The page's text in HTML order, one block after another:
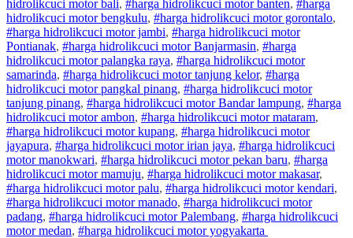
hidrolikcuci motorbali, #harga hidrolikcuci motorbanten, #harga
hidrolikcuci motorbengkulu, #harga hidrolikcuci motorgorontalo,
#harga hidrolikcuci motorjambi, #harga hidrolikcuci motor
Pontianak, #harga hidrolikcuci motorBanjarmasin, #harga
hidrolikcuci motorpalangka raya, #harga hidrolikcuci motor
samarinda, #harga hidrolikcuci motortanjung kelor, #harga
hidrolikcuci motorpangkal pinang, #harga hidrolikcuci motor
tanjung pinang, #harga hidrolikcuci motorBandar lampung, #harga
hidrolikcuci motorambon, #harga hidrolikcuci motormataram,
#harga hidrolikcuci motorkupang, #harga hidrolikcuci motor
jayapura, #harga hidrolikcuci motoririan jaya, #harga hidrolikcuci
motormanokwari, #harga hidrolikcuci motorpekan baru, #harga
hidrolikcuci motormamuju, #harga hidrolikcuci motormakasar,
#harga hidrolikcuci motorpalu, #harga hidrolikcuci motorkendari,
#harga hidrolikcuci motormanado, #harga hidrolikcuci motor
padang, #harga hidrolikcuci motorPalembang, #harga hidrolikcuci
motormedan, #harga hidrolikcuci motoryogyakarta